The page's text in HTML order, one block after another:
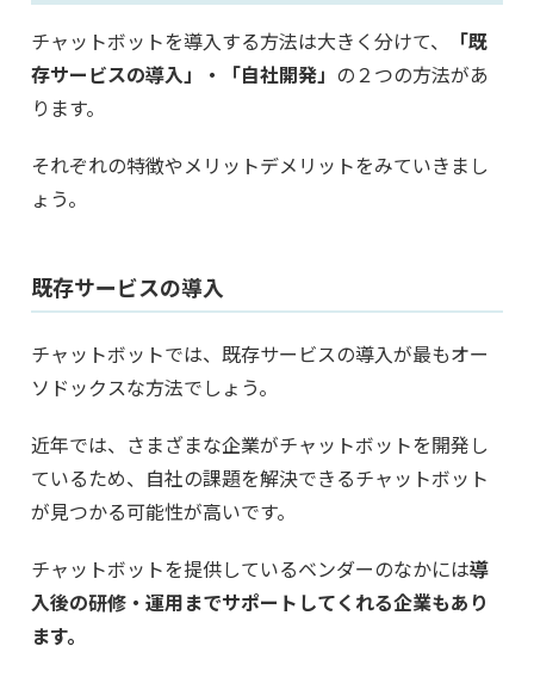
チャットボットを導入する方法は大きく分けて、
「既
存サービスの導入」・「自社開発」 の２つの方法があ
ります。
それぞれの特徴やメリットデメリットをみていきまし
ょう。
既存サービスの導入
チャットボットでは、既存サービスの導入が最もオー
ソドックスな方法でしょう。
近年では、さまざまな企業がチャットボットを開発し
ているため、自社の課題を解決できるチャットボット
が見つかる可能性が高いです。
チャットボットを提供しているベンダーのなかには導
入後の研修・運用までサポートしてくれる企業もあり
ます。